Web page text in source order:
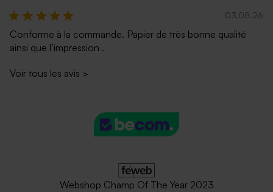
03.08.26
Conforme à la commande. Papier de très bonne qualité
ainsi que l’impression .
Voir tous les avis >
Webshop Champ Of The Year 2023